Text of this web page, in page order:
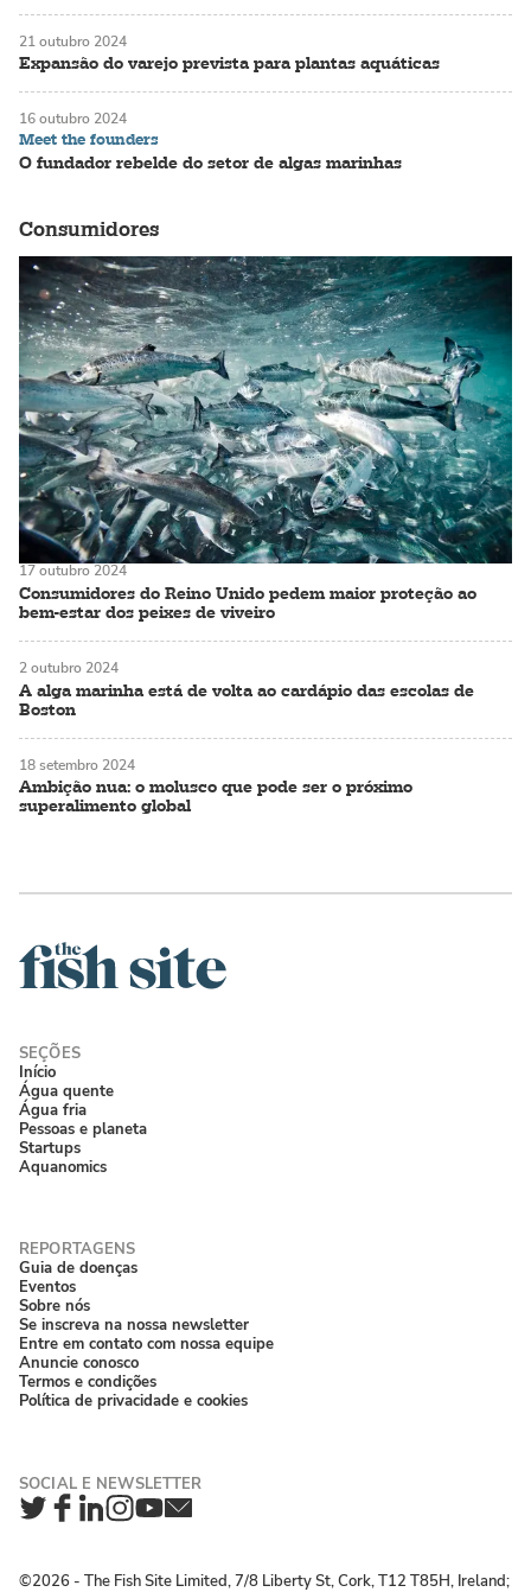
Expansão do varejo prevista para plantas aquáticas
21 outubro 2024
Meet the founders
O fundador rebelde do setor de algas marinhas
16 outubro 2024
Consumidores
Consumidores do Reino Unido pedem maior proteção ao
bem-estar dos peixes de viveiro
17 outubro 2024
A alga marinha está de volta ao cardápio das escolas de
Boston
2 outubro 2024
Ambição nua: o molusco que pode ser o próximo
superalimento global
18 setembro 2024
Início
Água quente
Água fria
Pessoas e planeta
Startups
Aquanomics
Guia de doenças
Eventos
Sobre nós
Se inscreva na nossa newsletter
Entre em contato com nossa equipe
Anuncie conosco
Termos e condições
Política de privacidade e cookies
Twitter
Facebook
LinkedIn
Instagram
YouTube
Newsletter
©2026 ‐ The Fish Site Limited, 7/8 Liberty St, Cork, T12 T85H, Ireland;